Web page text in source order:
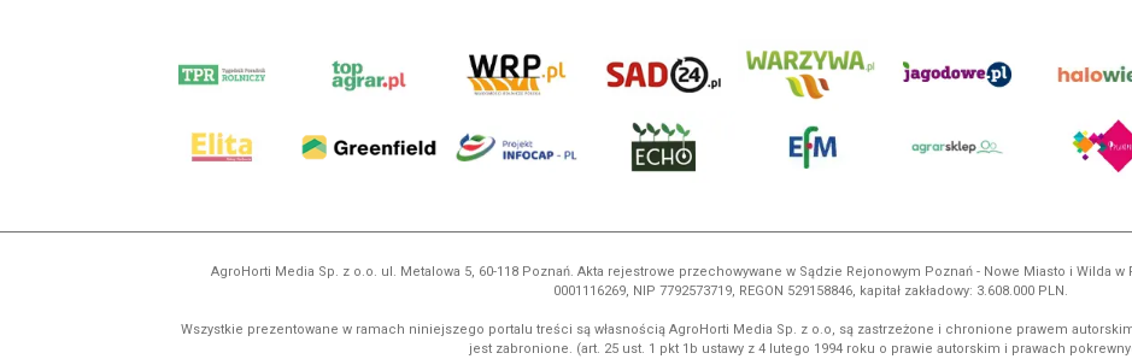
AgroHorti Media Sp. z o.o. ul. Metalowa 5, 60-118 Poznań. Akta rejestrowe przechowywane w Sądzie Rejonowym Poznań - Nowe Miasto i Wilda
0001116269, NIP 7792573719, REGON 529158846, kapitał zakładowy: 3.608.000 PLN.
Wszystkie prezentowane w ramach niniejszego portalu treści są własnością AgroHorti Media Sp. z o.o, są zastrzeżone i chronione prawem
jest zabronione. (art. 25 ust. 1 pkt 1b ustawy z 4 lutego 1994 roku o prawie autorskim i prawach